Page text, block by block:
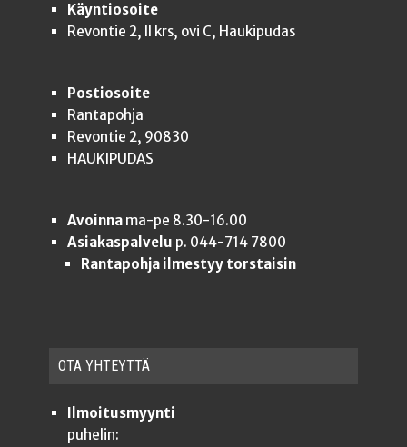
Käyntiosoite
Revontie 2, II krs, ovi C, Haukipudas
Postiosoite
Rantapohja
Revontie 2, 90830
HAUKIPUDAS
Avoinnama-pe 8.30-16.00
Asiakaspalvelu p. 044-714 7800
Rantapohja ilmestyy torstaisin
OTA YHTEYT­TÄ
Ilmoitusmyynti
puhelin: